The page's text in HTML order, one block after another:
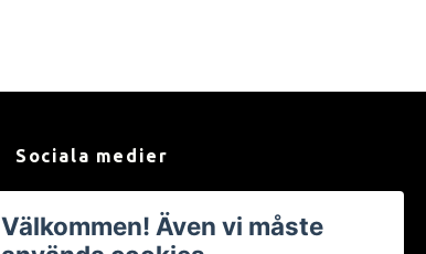
Sociala medier
Välkommen! Även vi måste